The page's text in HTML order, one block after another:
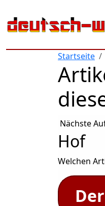
Startseite
Nächste
Hof
Welchen
Der